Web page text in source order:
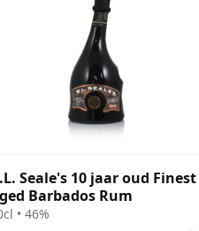
Seale's 10 jaar oud Finest
Barbados Rum
• 46%